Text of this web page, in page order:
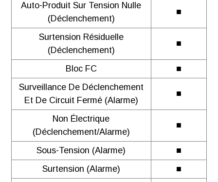
Auto-Produit Sur Tension Nulle
(déclenchement)
■
Surtension Résiduelle
(déclenchement)
■
Bloc FC
■
Surveillance De Déclenchement
Et De Circuit Fermé (alarme)
■
Non Électrique
(déclenchement/alarme)
■
Sous-Tension (alarme)
■
Surtension (alarme)
■